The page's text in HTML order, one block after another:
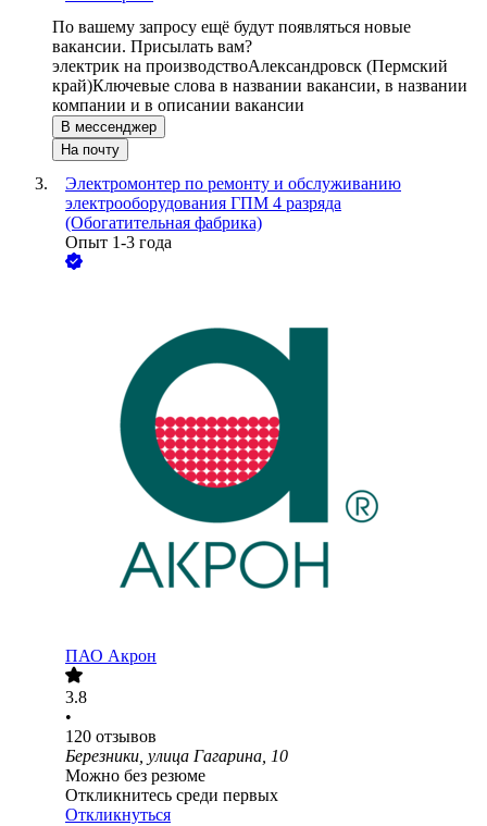
По вашему запросу ещё будут появляться новые
вакансии. Присылать вам?
электрик на производствоАлександровск (Пермский
край)Ключевые слова в названии вакансии, в названии
компании и в описании вакансии
В мессенджер
На почту
Электромонтер по ремонту и обслуживанию
электрооборудования ГПМ 4 разряда
(Обогатительная фабрика)
Опыт 1-3 года
ПАО Акрон
3.8
•
120 отзывов
Березники, улица Гагарина, 10
Можно без резюме
Откликнитесь среди первых
Откликнуться